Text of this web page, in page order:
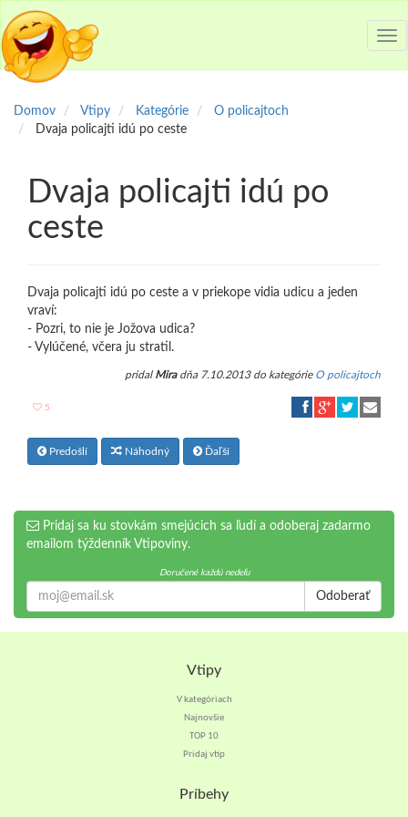
Domov Vtipy Kategórie
O policajtoch
Dvaja policajti idú po ceste
Dvaja policajti idú po
ceste
Dvaja policajti idú po ceste a v priekope vidia udicu a jeden
vraví:
- Pozri, to nie je Jožova udica?
- Vylúčené, včera ju stratil.
pridal Miradňa 7.10.2013 do kategórie O policajtoch
5
Predošlí Náhodný Ďaľší
Pridaj sa ku stovkám smejúcich sa ľudí a odoberaj zadarmo
emailom týždenník Vtipoviny.
Doručené každú nedeľu
Odoberať
Vtipy
V kategóriach
Najnovšie
TOP 10
Pridaj vtip
Príbehy